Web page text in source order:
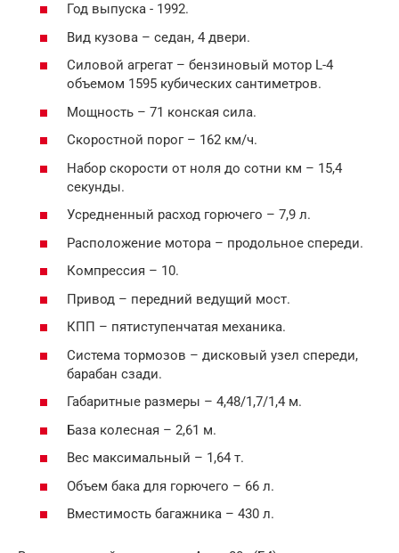
Год выпуска ­- 1992.
Вид кузова – седан, 4 двери.
Силовой агрегат – бензиновый мотор L-4
объемом 1595 кубических сантиметров.
Мощность – 71 конская сила.
Скоростной порог – 162 км/ч.
Набор скорости от ноля до сотни км – 15,4
секунды.
Усредненный расход горючего – 7,9 л.
Расположение мотора – продольное спереди.
Компрессия – 10.
Привод – передний ведущий мост.
КПП – пятиступенчатая механика.
Система тормозов – дисковый узел спереди,
барабан сзади.
Габаритные размеры – 4,48/1,7/1,4 м.
База колесная – 2,61 м.
Вес максимальный – 1,64 т.
Объем бака для горючего – 66 л.
Вместимость багажника – 430 л.